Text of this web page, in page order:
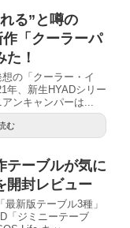
る”と噂の
「クーラーパ
！
の「クーラー・イ
年、新生HYADシリー
ンキャンパーは...
む
テーブルが気に
開封レビュー
新版テーブル3種」
「ジミニーテーブ